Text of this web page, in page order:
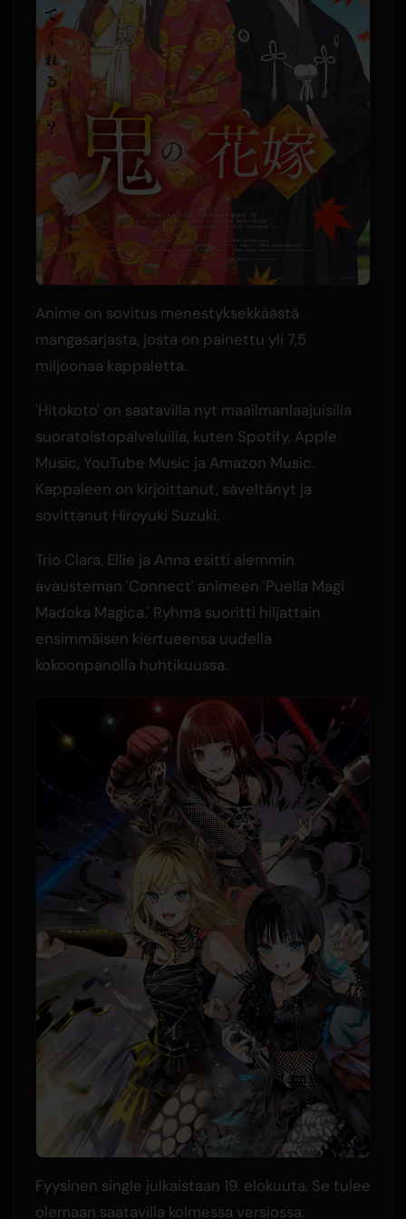
Anime on sovitus menestyksekkäästä
mangasarjasta, josta on painettu yli 7,5
miljoonaa kappaletta.
'Hitokoto' on saatavilla nyt maailmanlaajuisilla
suoratoistopalveluilla, kuten Spotify, Apple
Music, YouTube Music ja Amazon Music.
Kappaleen on kirjoittanut, säveltänyt ja
sovittanut Hiroyuki Suzuki.
Trio Clara, Ellie ja Anna esitti aiemmin
avausteman 'Connect' animeen 'Puella Magi
Madoka Magica.' Ryhmä suoritti hiljattain
ensimmäisen kiertueensa uudella
kokoonpanolla huhtikuussa.
Fyysinen single julkaistaan 19. elokuuta. Se tulee
olemaan saatavilla kolmessa versiossa: